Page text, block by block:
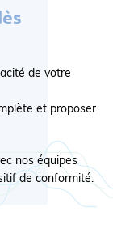
de votre
et proposer
nos équipes
de conformité.